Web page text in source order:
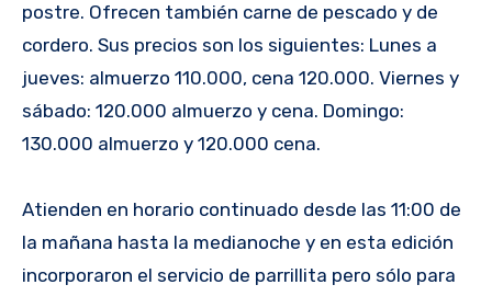
postre. Ofrecen también carne de pescado y de
cordero. Sus precios son los siguientes: Lunes a
jueves: almuerzo 110.000, cena 120.000. Viernes y
sábado: 120.000 almuerzo y cena. Domingo:
130.000 almuerzo y 120.000 cena.
Atienden en horario continuado desde las 11:00 de
la mañana hasta la medianoche y en esta edición
incorporaron el servicio de parrillita pero sólo para